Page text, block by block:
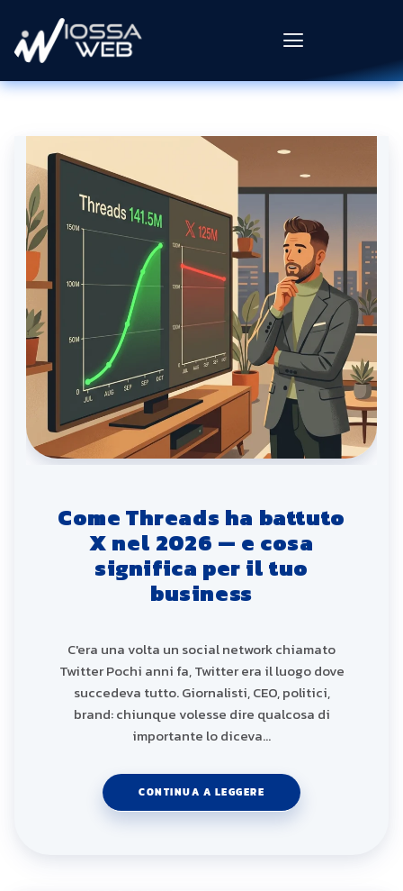
Come Threads ha battuto
X nel 2026 — e cosa
significa per il tuo
business
C'era una volta un social network chiamato
Twitter Pochi anni fa, Twitter era il luogo dove
succedeva tutto. Giornalisti, CEO, politici,
brand: chiunque volesse dire qualcosa di
importante lo diceva…
CONTINUA A LEGGERE